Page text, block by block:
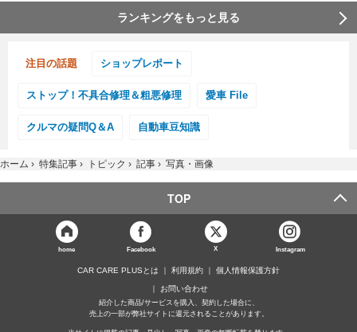
ランキングをもっと見る
注目の話題 ショップレポート
ストップ！不具合修理＆粗悪修理 愛車 File
クルマの疑問Q＆A 自動車豆知識
ホーム › 特集記事 › トピック › 記事 › 写真・画像
TOP
home Facebook X Instagram
CAR CARE PLUSとは 利用規約 個人情報保護方針
お問い合わせ
紹介した商品/サービスを購入、契約した場合に、
売上の一部が弊社サイトに還元されることがあります。